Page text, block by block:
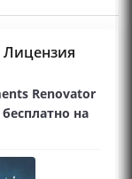
Лицензия
Renovator
на